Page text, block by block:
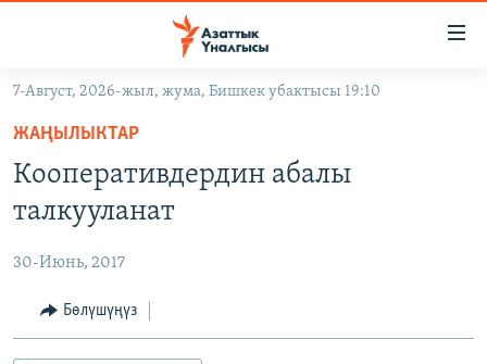
Навигацияга
өтүңүз
Издөөгө
салыңызКЫРГЫЗСТАН
ЭКОНОМИКА
МАДАНИЯТ
БОРБОР АЗИЯ
УКРАИНА
АТАЙЫН ИЛИКТӨӨ
ТВ ПРОГРАММАЛАР
7-Август, 2026-жыл, жума, Бишкек убактысы 19:10
ЖАҢЫЛЫКТАР
Кооперативдердин абалы
талкууланат
30-Июнь, 2017
Бөлүшүңүз